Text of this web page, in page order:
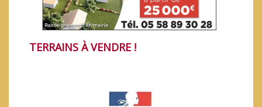
TERRAINS À VENDRE !